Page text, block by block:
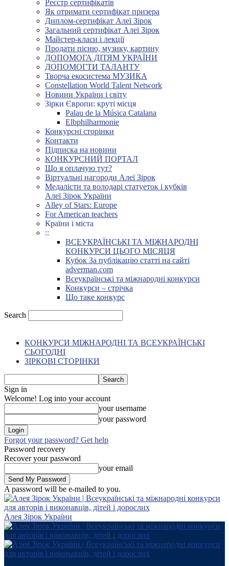
Реєстр сертифікатів
Як отримати сертифікат призера
Диплом-сертифікат Алеї Зірок
Загальний сертифікат Алеї Зірок
Майстер-класи і лекції
Продати пісню, музику, картину
ДОПОМОГА ДІТЯМ УКРАЇНИ
ДОПОМОГТИ ТАЛАНТУ
Творча екосистема МУЗИКА
Constellation World Talent Network
Новини України і світу
Зірки Європи: круті місця
Palau de la Música Catalana
Elbphilharmonie
Конкурсні сторінки
Контакти
Підписка на новини
КОНКУРСНИЙ ПОРТАЛ
Що я оплачую тут?
Віртуальні нагороди Алеї Зірок
Медалісти та володарі статуеток і кубків
Алеї Зірок України
Alley of Stars: Europe
For American teachers
Країни і міста
::
ВСЕУКРАЇНСЬКІ ТА МІЖНАРОДНІ
КОНКУРСИ ЦЬОГО МІСЯЦЯ
Кубок За публікацію статті на сайті
adverman.com
Всеукраїнські та міжнародні конкурси
Конкурси – стрічка
Що таке конкурс
Search
КОНКУРСИ МІЖНАРОДНІ ТА ВСЕУКРАЇНСЬКІ
СЬОГОДНІ
ЗІРКОВІ СТОРІНКИ
Sign in
Welcome! Log into your account
your username
your password
Forgot your password? Get help
Password recovery
Recover your password
your email
A password will be e-mailed to you.
Алея Зірок України